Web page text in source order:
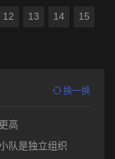
12 13 14 15
换一换
高
队是独立组织